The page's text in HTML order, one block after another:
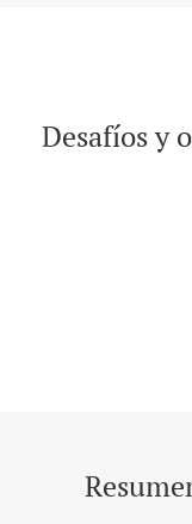
Desafíos y